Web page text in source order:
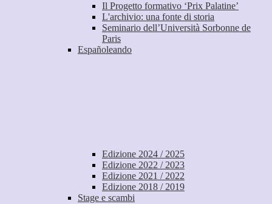
Il Progetto formativo ‘Prix Palatine’
L'archivio: una fonte di storia
Seminario dell’Università Sorbonne de
Paris
Españoleando
Edizione 2024 / 2025
Edizione 2022 / 2023
Edizione 2021 / 2022
Edizione 2018 / 2019
Stage e scambi